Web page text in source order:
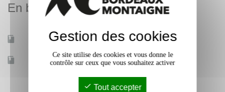
En bref
Mobilité d'études Oui
Accessible à distance Non
Gestion des cookies
Ce site utilise des cookies et vous donne le
contrôle sur ceux que vous souhaitez activer
Tout accepter